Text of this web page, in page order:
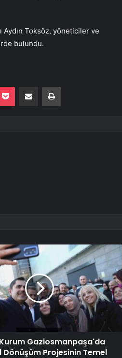
Aydın Toksöz, yöneticiler ve
bulundu.
Pocket E-Posta ile paylaş Yazdır
Gaziosmanpaşa'da
Dönüşüm Projesinin Temel